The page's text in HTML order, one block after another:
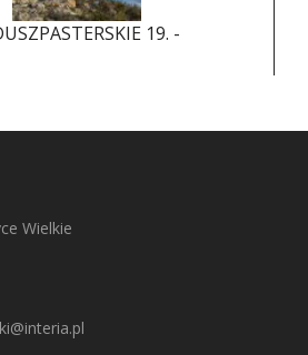
19. -
Wielkie